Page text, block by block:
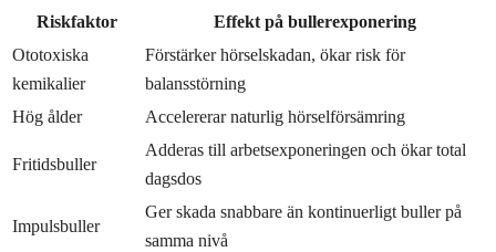
Riskfaktor
Effekt på bullerexponering
Ototoxiska
kemikalier
Förstärker hörselskadan, ökar risk för
balansstörning
Hög ålder
Accelererar naturlig hörselförsämring
Fritidsbuller
Adderas till arbetsexponeringen och ökar total
dagsdos
Impulsbuller
Ger skada snabbare än kontinuerligt buller på
samma nivå